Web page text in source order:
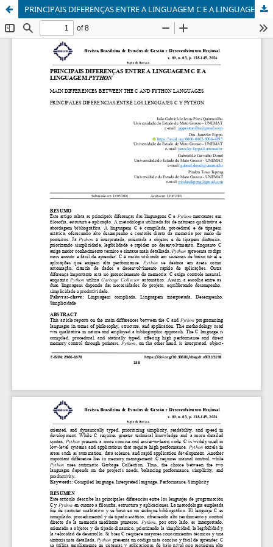
PRINCIPAIS DIFERENÇAS ENTRE A LINGUAGEM C E A LINGUAGEM PYTHON